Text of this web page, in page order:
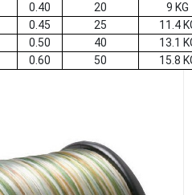
0.40 20
9 KG
0.45 25
11.4
0.50 40
13.1
0.60 50 15.8